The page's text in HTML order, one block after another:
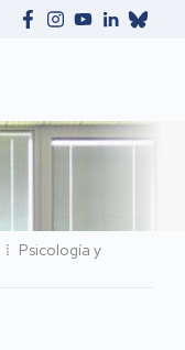
Psicología y